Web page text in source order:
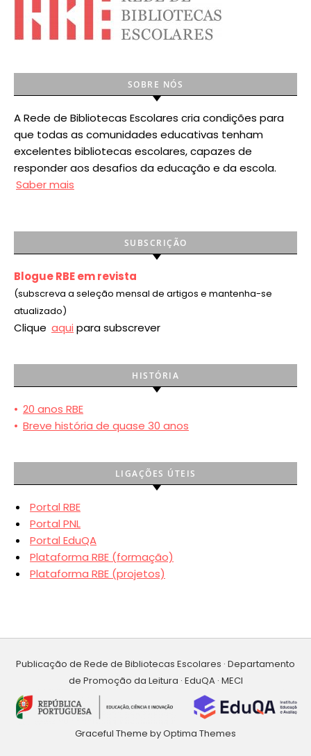
SOBRE NÓS
A Rede de Bibliotecas Escolares cria condições para
que todas as comunidades educativas tenham
excelentes bibliotecas escolares, capazes de
responder aos desafios da educação e da escola.
Saber mais
SUBSCRIÇÃO
Blogue RBE em revista
(subscreva a seleção mensal de artigos e mantenha-se
atualizado)
Clique aqui para subscrever
HISTÓRIA
• 20 anos RBE
• Breve história de quase 30 anos
LIGAÇÕES ÚTEIS
Portal RBE
Portal PNL
Portal EduQA
Plataforma RBE (formação)
Plataforma RBE (projetos)
Publicação de Rede de Bibliotecas Escolares · Departamento
de Promoção da Leitura · EduQA · MECI
Graceful Theme byOptima Themes